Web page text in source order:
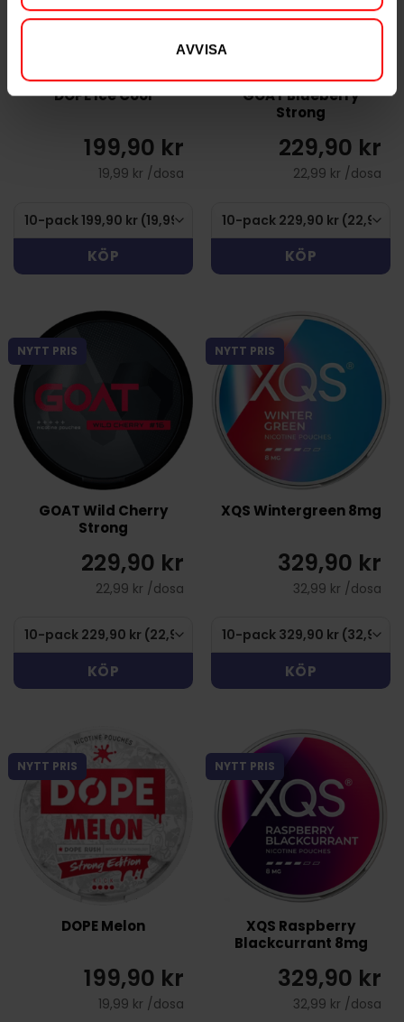
AVVISA
DOPE Ice Cool
199,90 kr
19,99 kr /dosa
KÖP
GOAT Blueberry
Strong
229,90 kr
22,99 kr /dosa
KÖP
NYTT PRIS
GOAT Wild Cherry
Strong
229,90 kr
22,99 kr /dosa
KÖP
NYTT PRIS
XQS Wintergreen 8mg
329,90 kr
32,99 kr /dosa
KÖP
NYTT PRIS
DOPE Melon
199,90 kr
19,99 kr /dosa
NYTT PRIS
XQS Raspberry
Blackcurrant 8mg
329,90 kr
32,99 kr /dosa